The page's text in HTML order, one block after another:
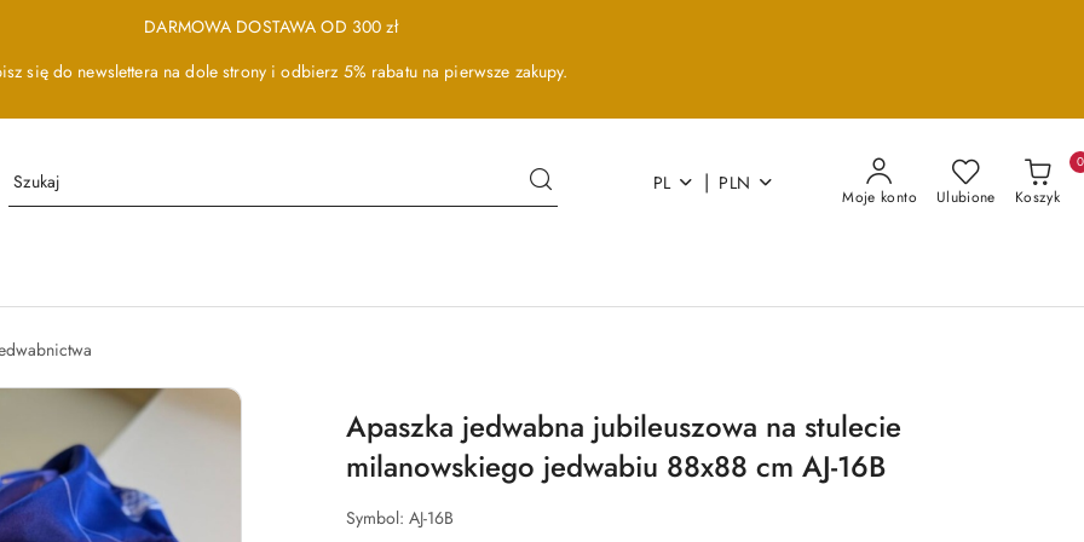
DARMOWA DOSTAWA OD 300 zł
się do newslettera na dole strony i odbierz 5% rabatu na pierwsze zakupy.
PL | PLN
Moje konto Ulubione Koszyk
0
Apaszka jedwabna jubileuszowa na stulecie
milanowskiego jedwabiu 88x88 cm AJ-16B
Symbol: AJ-16B